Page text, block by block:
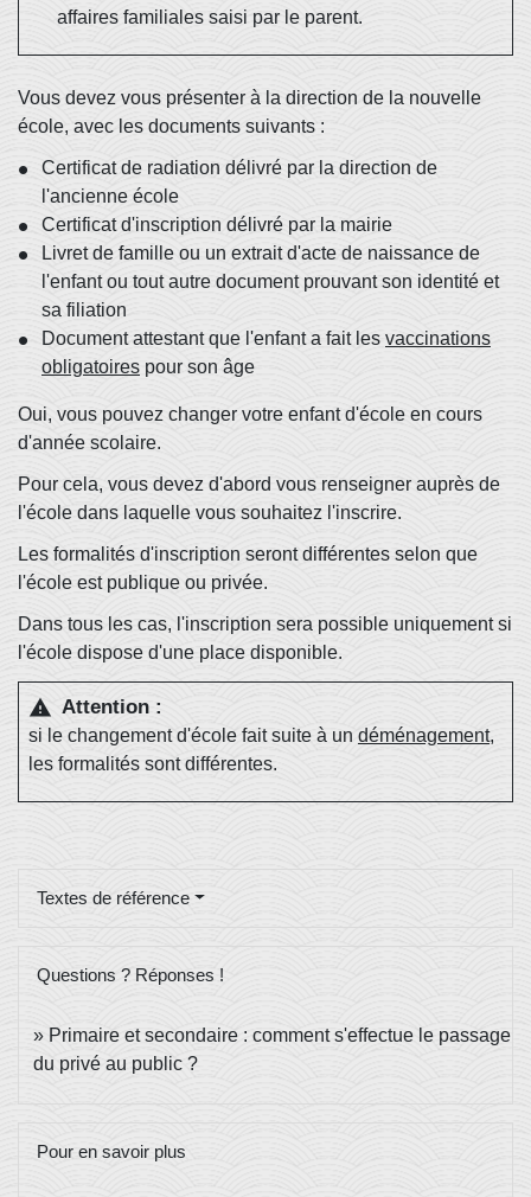
affaires familiales saisi par le parent.
Vous devez vous présenter à la direction de la nouvelle
école, avec les documents suivants :
Certificat de radiation délivré par la direction de
l'ancienne école
Certificat d'inscription délivré par la mairie
Livret de famille ou un extrait d'acte de naissance de
l'enfant ou tout autre document prouvant son identité et
sa filiation
Document attestant que l'enfant a fait les vaccinations
obligatoires pour son âge
Oui, vous pouvez changer votre enfant d'école en cours
d'année scolaire.
Pour cela, vous devez d'abord vous renseigner auprès de
l'école dans laquelle vous souhaitez l'inscrire.
Les formalités d'inscription seront différentes selon que
l'école est publique ou privée.
Dans tous les cas, l'inscription sera possible uniquement si
l'école dispose d'une place disponible.
warning Attention :
si le changement d'école fait suite à un déménagement,
les formalités sont différentes.
Textes de référence
Questions ? Réponses !
Primaire et secondaire : comment s'effectue le passage
du privé au public ?
Pour en savoir plus